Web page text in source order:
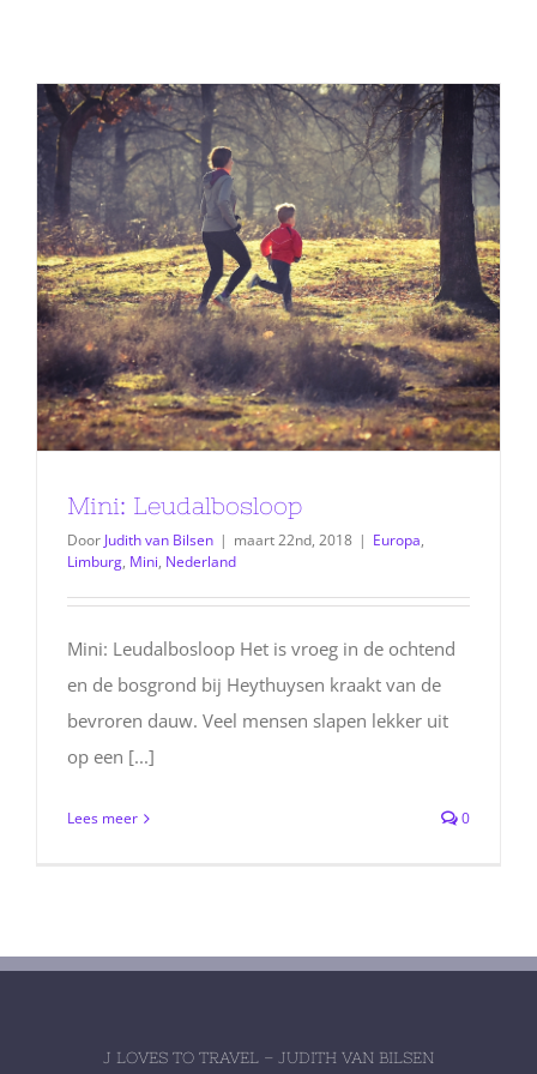
Mini: Leudalbosloop
Door Judith van Bilsen | maart 22nd, 2018 | Europa,
Limburg, Mini, Nederland
Mini: Leudalbosloop Het is vroeg in de ochtend
en de bosgrond bij Heythuysen kraakt van de
bevroren dauw. Veel mensen slapen lekker uit
op een [...]
Lees meer 0
J LOVES TO TRAVEL – JUDITH VAN BILSEN